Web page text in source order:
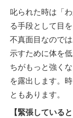
叱られた時は「
る手段として目
不真面目なので
示すために体を
ちがもっと強く
を露出します。
ともあります。
【緊張していると